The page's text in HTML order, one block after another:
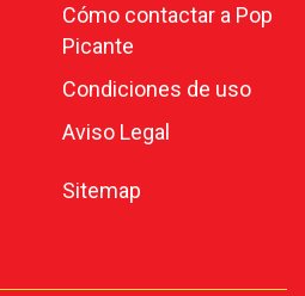
Cómo contactar a Pop
Picante
Condiciones de uso
Aviso Legal
Sitemap